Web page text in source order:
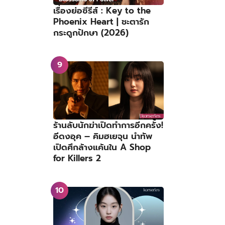
เรื่องย่อซีรีส์ : Key to the
Phoenix Heart | ชะตารัก
กระดูกปักษา (2026)
ร้านลับนักฆ่าเปิดทำการอีกครั้ง!
อีดงอุค – คิมฮเยจุน นำทัพ
เปิดศึกล้างแค้นใน A Shop
for Killers 2